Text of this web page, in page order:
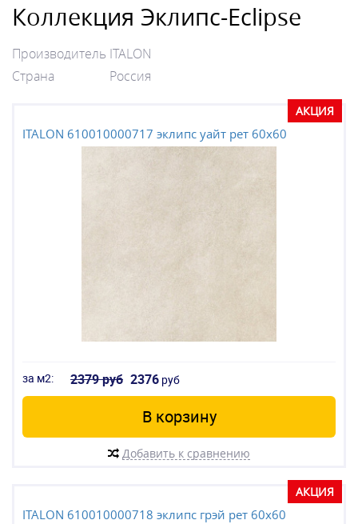
Коллекция Эклипс-Eclipse
Производитель ITALON
Страна
Россия
АКЦИЯ
ITALON 610010000717 эклипс уайт рет 60x60
за м2: 2379 руб 2376 руб
В корзину
Добавить к сравнению
АКЦИЯ
ITALON 610010000718 эклипс грэй рет 60x60